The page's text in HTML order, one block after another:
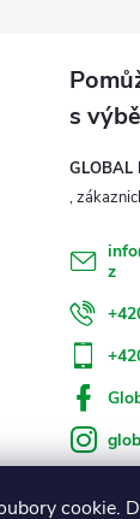
cookie.
GLOBAL
info
z